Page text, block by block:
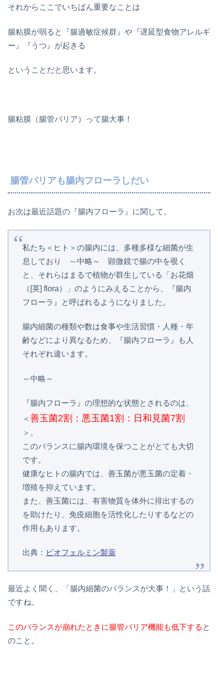
それからここでいちばん重要なことは
腸粘膜が弱ると『腸過敏症候群』や『遅延型食物アレルギ
ー』『うつ』が起きる
ということだと思います。
腸粘膜（腸管バリア）って腸大事！
腸管バリアも腸内フローラしだい
お次は最近話題の『腸内フローラ』に関して。
私たち＜ヒト＞の腸内には、多種多様な細菌が生
息しており ～中略～ 顕微鏡で腸の中を覗く
と、それらはまるで植物が群生している「お花畑
（[英] flora）」のようにみえることから、『腸内
フローラ』と呼ばれるようになりました。
腸内細菌の種類や数は食事や生活習慣・人種・年
齢などにより異なるため、『腸内フローラ』も人
それぞれ違います。
～中略～
『腸内フローラ』の理想的な状態とされるのは、
＜ 善玉菌2割：悪玉菌1割：日和見菌7割
＞。
このバランスに腸内環境を保つことがとても大切
です。
健康なヒトの腸内では、善玉菌が悪玉菌の定着・
増殖を抑えています。
また、善玉菌には、有害物質を体外に排出するの
を助けたり、免疫細胞を活性化したりするなどの
作用もあります。
出典： ビオフェルミン製薬
最近よく聞く、「腸内細菌のバランスが大事！」という話
ですね。
このバランスが崩れたときに腸管バリア機能も低下する と
のこと。